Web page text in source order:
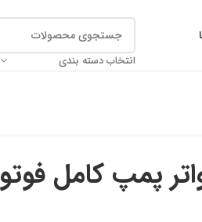
انتخاب دسته بندی